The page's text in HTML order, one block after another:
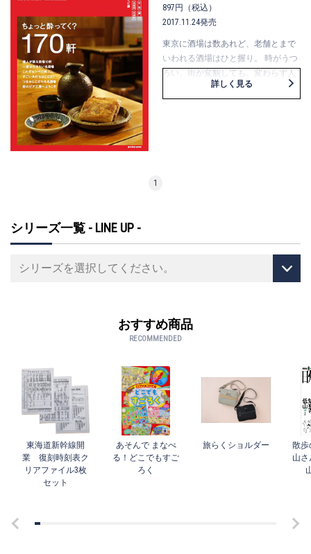
897円（税込）
2017.11.24発売
東京に酒場は数あれど、老舗とまで
いわれる酒場はひと握り。 時がうつ
ろい、街が変貌しても、変わらず人
を惹きつけ続ける酒場には一体どん
な魅力が潜んでいるのだろう。 その
詳しく見る
1
シリーズ一覧 - LINE UP -
おすすめ商品
RECOMMENDED
東海道新幹線開
業 復刻時刻表ク
リアファイル3枚
セット
あそんで まなべ
る！どこでもすご
ろく
旅らくショルダー
散歩
山さ